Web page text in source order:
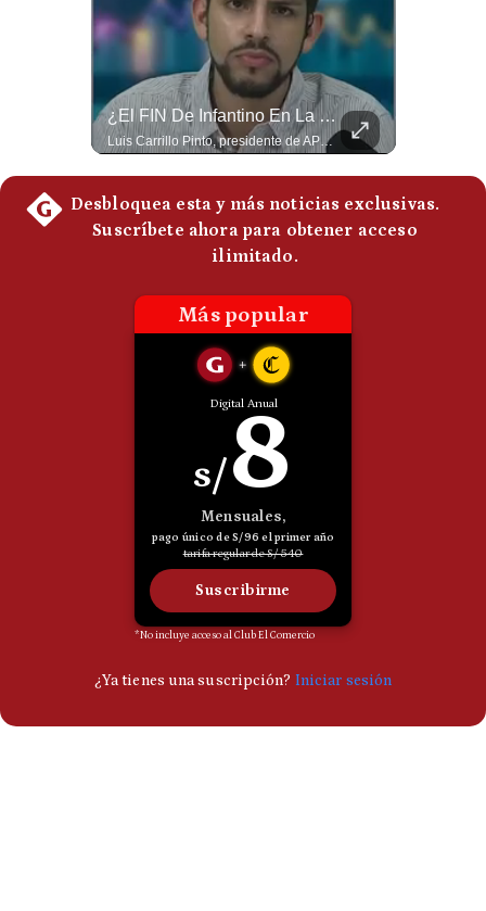
Frecuentes
¿El FIN De Infantino En La FIFA? El Grave Pronóstico Sobre Su Renuncia | #EnClaveEconómica
Luis Carrillo Pinto, presidente de APEMD pronostica meses muy difíciles para Infantino y sostiene que una mayor presión de la UEFA, junto con nuevas investigaciones periodísticas, podría llevarlo a dimitir. También menciona renuncias internas y acusaciones de que el proyecto fue impulsado por una sola persona. #GianniInfantino #FIFA #UEFA #LuisCarrilloPinto #APEMD #Futbol #NoticiasDeportivas #Mundial #Shorts 👉 Suscríbete y activa la campana para no perderte nuestro análisis diario. 🌎 Síguenos en nuestras redes sociales: 📌 Web oficial: https://gestion.pe/mundo/ 📌 LinkedIn: http://bit.ly/3HYIET0 📌 X (Twitter): http://bit.ly/4noZtX9 📌 TikTok: http://bit.ly/4evB6TO